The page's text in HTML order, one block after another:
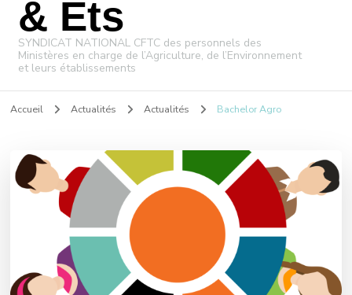
& Ets
SYNDICAT NATIONAL CFTC des personnels des
Ministères en charge de l’Agriculture, de l’Environnement
et leurs établissements
Accueil Actualités Actualités Bachelor Agro